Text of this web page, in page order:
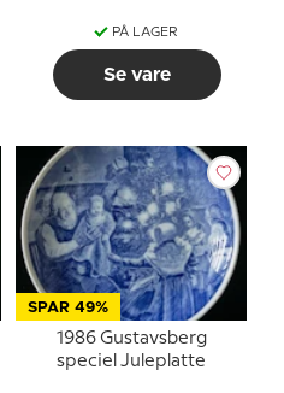
PÅ LAGER
Se vare
SPAR 49%
1986 Gustavsberg
speciel Juleplatte